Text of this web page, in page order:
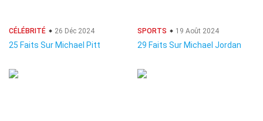
CÉLÉBRITÉ 26 Déc 2024
25 Faits Sur Michael Pitt
SPORTS 19 Août 2024
29 Faits Sur Michael Jordan